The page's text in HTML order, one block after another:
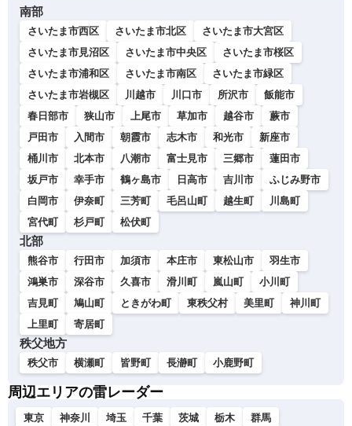
南部
さいたま市西区 さいたま市北区
さいたま市大宮区
さいたま市見沼区
さいたま市中央区
さいたま市桜区
さいたま市浦和区
さいたま市南区
さいたま市緑区
さいたま市岩槻区
川越市 川口市 所沢市
飯能市
春日部市
狭山市 上尾市 草加市 越谷市
蕨市
戸田市
入間市 朝霞市 志木市 和光市
新座市
桶川市
北本市 八潮市 富士見市 三郷市
蓮田市
坂戸市
幸手市 鶴ヶ島市 日高市 吉川市
ふじみ野市
白岡市
伊奈町 三芳町 毛呂山町 越生町
川島町
宮代町
杉戸町 松伏町
北部
熊谷市 行田市 加須市 本庄市 東松山市
羽生市
鴻巣市
深谷市 久喜市 滑川町 嵐山町
小川町
吉見町
鳩山町 ときがわ町 東秩父村 美里町
神川町
上里町
寄居町
秩父地方
秩父市 横瀬町 皆野町 長瀞町 小鹿野町
周辺エリアの雷レーダー
東京 神奈川 埼玉 千葉 茨城 栃木 群馬